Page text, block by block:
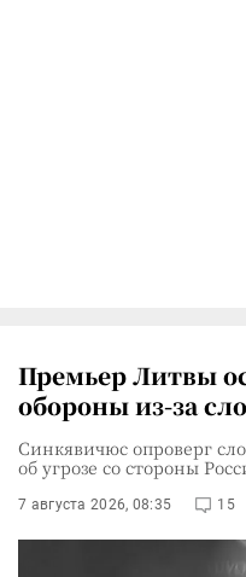
Премьер Литвы
обороны из-за
Синкявичюс опроверг
об угрозе со стороны
7 августа 2026, 08:35 15